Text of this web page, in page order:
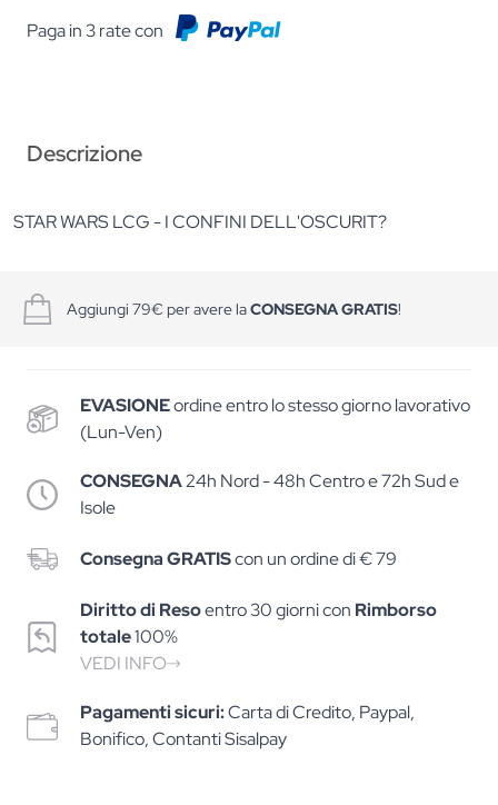
Paga in 3 rate con
Descrizione
STAR WARS LCG - I CONFINI DELL'OSCURIT?
Aggiungi 79€ per avere laCONSEGNA GRATIS!
EVASIONEordine entro lo stesso giorno lavorativo
(Lun-Ven)
CONSEGNA24h Nord - 48h Centro e 72h Sud e
Isole
Consegna GRATIScon un ordine di € 79
Diritto di Resoentro 30 giorni con Rimborso
totale100%
VEDI INFO
Pagamenti sicuri:Carta di Credito, Paypal,
Bonifico, Contanti Sisalpay